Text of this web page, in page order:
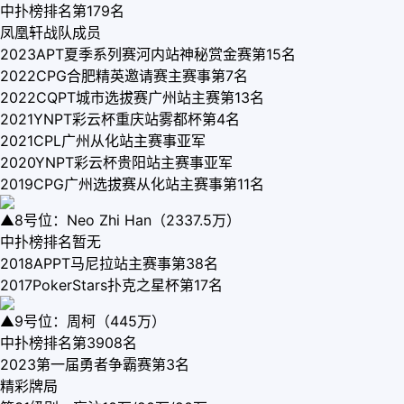
中扑榜排名第179名
凤凰轩战队成员
2023APT夏季系列赛河内站神秘赏金赛第15名
2022CPG合肥精英邀请赛主赛事第7名
2022CQPT城市选拔赛广州站主赛第13名
2021YNPT彩云杯重庆站雾都杯第4名
2021CPL广州从化站主赛事亚军
2020YNPT彩云杯贵阳站主赛事亚军
2019CPG广州选拔赛从化站主赛事第11名
▲8号位：Neo Zhi Han（2337.5万）
中扑榜排名暂无
2018APPT马尼拉站主赛事第38名
2017PokerStars扑克之星杯第17名
▲9号位：周柯（445万）
中扑榜排名第3908名
2023第一届勇者争霸赛第3名
精彩牌局